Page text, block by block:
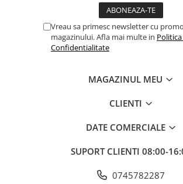
Vreau sa primesc newsletter cu
magazinului. Afla mai multe in
Confidentialitate
MAGAZINUL MEU
CLIENTI
DATE COMERCIALE
SUPORT CLIENTI 08:00-
0745782287